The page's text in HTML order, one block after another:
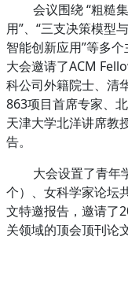
会议围绕 “粗糙
用”、“三支决策模型
智能创新应用”等多
大会邀请了ACM
科公司外籍院士、清
863项目首席专家、
天津大学北洋讲席教
告。
大会设置了青年
个）、女科学家论坛
文特邀报告，邀请了
关领域的顶会顶刊论文